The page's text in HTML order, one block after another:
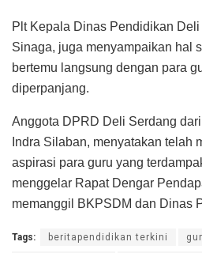
Plt Kepala Dinas Pendidikan
Sinaga, juga menyampaikan hal
bertemu langsung dengan para
diperpanjang.
Anggota DPRD Deli Serdang
Indra Silaban, menyatakan telah
aspirasi para guru yang
menggelar Rapat Dengar
memanggil BKPSDM dan Dinas
Tags: beritapendidikan terkini